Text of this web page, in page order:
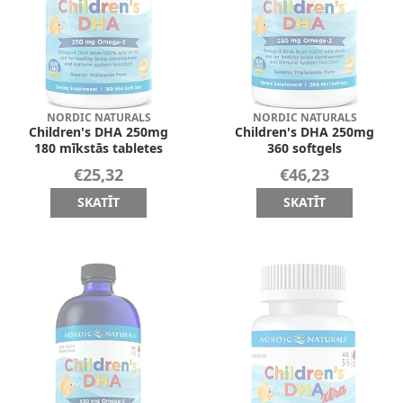
NORDIC NATURALS
Children's DHA 250mg
180 mīkstās tabletes
€25,32
SKATĪT
NORDIC NATURALS
Children's DHA 250mg
360 softgels
€46,23
SKATĪT